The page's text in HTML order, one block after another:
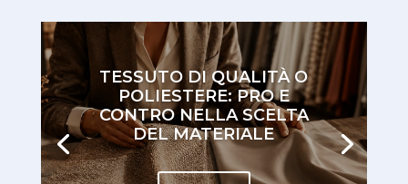
TESSUTO DI QUALITÀ O
POLIESTERE: PRO E
CONTRO NELLA SCELTA
DEL MATERIALE